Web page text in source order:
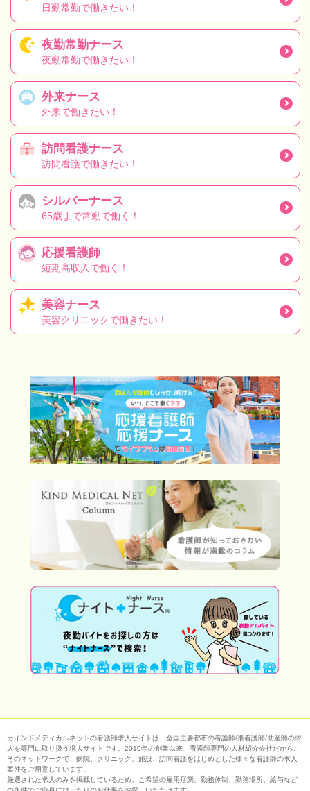
日勤常勤で働きたい！
夜勤常勤ナース
夜勤常勤で働きたい！
外来ナース
外来で働きたい！
訪問看護ナース
訪問看護で働きたい！
シルバーナース
65歳まで常勤で働く！
応援看護師
短期高収入で働く！
美容ナース
美容クリニックで働きたい！
カインドメディカルネットの看護師求人サイトは、全国主要都市の看護師/准看護師/助産師の求
人を専門に取り扱う求人サイトです。2010年の創業以来、看護師専門の人材紹介会社だからこ
そのネットワークで、病院、クリニック、施設、訪問看護をはじめとした様々な看護師の求人
案件をご用意しています。
厳選された求人のみを掲載しているため、ご希望の雇用形態、勤務体制、勤務場所、給与など